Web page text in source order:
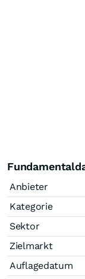
Anbieter
Kategorie
Sektor
Zielmarkt
Auflagedatum